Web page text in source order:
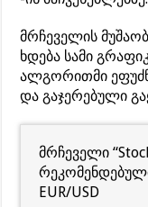
მრჩეველის
ხდება სამი
ალგორითმი
და გაჯერებული
მრჩეველი
EUR/USD